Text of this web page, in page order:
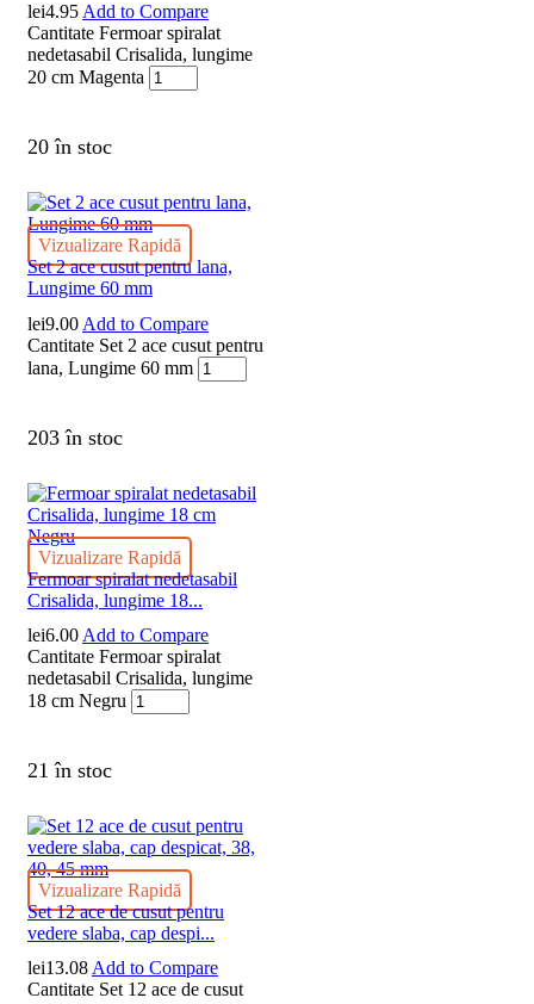
lei4.95 Add to Compare
Cantitate Fermoar spiralat
nedetasabil Crisalida, lungime
20 cm Magenta
20 în stoc
Vizualizare Rapidă
Set 2 ace cusut pentru lana,
Lungime 60 mm
lei9.00 Add to Compare
Cantitate Set 2 ace cusut pentru
lana, Lungime 60 mm
203 în stoc
Vizualizare Rapidă
Fermoar spiralat nedetasabil
Crisalida, lungime 18...
lei6.00 Add to Compare
Cantitate Fermoar spiralat
nedetasabil Crisalida, lungime
18 cm Negru
21 în stoc
Vizualizare Rapidă
Set 12 ace de cusut pentru
vedere slaba, cap despi...
lei13.08 Add to Compare
Cantitate Set 12 ace de cusut